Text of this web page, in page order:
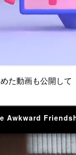
た動画も公開して